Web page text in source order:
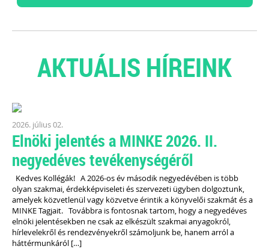
AKTUÁLIS HÍREINK
2026. július 02.
Elnöki jelentés a MINKE 2026. II.
negyedéves tevékenységéről
Kedves Kollégák! A 2026-os év második negyedévében is több
olyan szakmai, érdekképviseleti és szervezeti ügyben dolgoztunk,
amelyek közvetlenül vagy közvetve érintik a könyvelői szakmát és a
MINKE Tagjait. Továbbra is fontosnak tartom, hogy a negyedéves
elnöki jelentésekben ne csak az elkészült szakmai anyagokról,
hírlevelekről és rendezvényekről számoljunk be, hanem arról a
háttérmunkáról […]